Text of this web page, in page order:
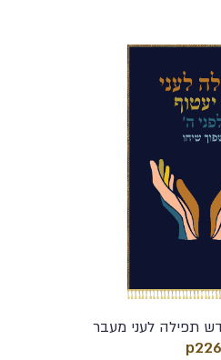
תפילה לעני מעבר
p226